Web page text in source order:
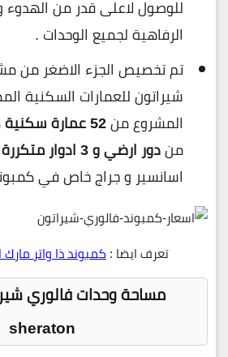
للوصول لاعلى قدر من
الرفاهية لجميع الوحدات .
تم تخصيص الجزء الاضغر من
شيراتون للعمارات السكنية
المشروع من52 عمارة سكنية
مندور ارضي و 3 ادوار متكررة
اسانسير و جراج خاص في
تعرف ايضا :كمبوند ذا واتر
sheraton